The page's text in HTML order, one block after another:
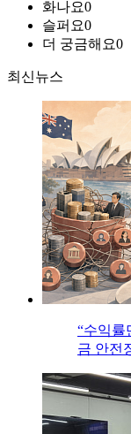
화나요0
슬퍼요0
더 궁금해요0
최신뉴스
“수익률
금 안전